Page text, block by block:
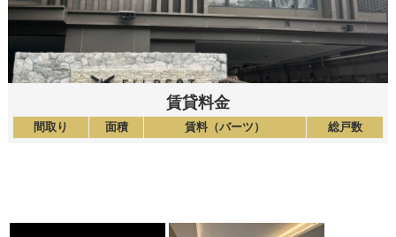
賃貸料金
間取り 面積 賃料（バーツ） 総戸数